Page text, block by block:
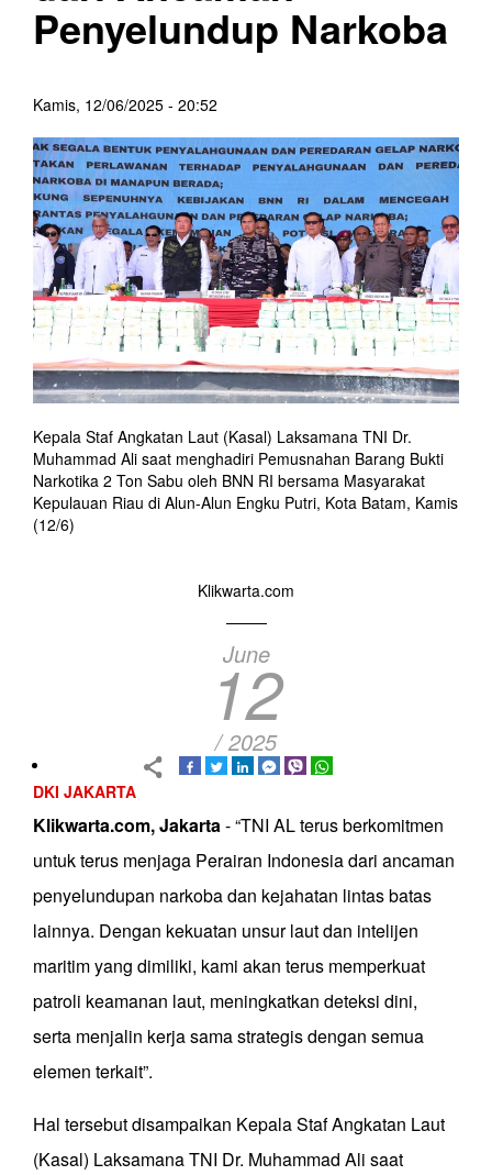
Penyelundup Narkoba
Kamis, 12/06/2025 - 20:52
Kepala Staf Angkatan Laut (Kasal) Laksamana TNI Dr.
Muhammad Ali saat menghadiri Pemusnahan Barang Bukti
Narkotika 2 Ton Sabu oleh BNN RI bersama Masyarakat
Kepulauan Riau di Alun-Alun Engku Putri, Kota Batam, Kamis
(12/6)
Klikwarta.com
June
12
/ 2025
DKI JAKARTA
Klikwarta.com, Jakarta- “TNI AL terus berkomitmen
untuk terus menjaga Perairan Indonesia dari ancaman
penyelundupan narkoba dan kejahatan lintas batas
lainnya. Dengan kekuatan unsur laut dan intelijen
maritim yang dimiliki, kami akan terus memperkuat
patroli keamanan laut, meningkatkan deteksi dini,
serta menjalin kerja sama strategis dengan semua
elemen terkait”.
Hal tersebut disampaikan Kepala Staf Angkatan Laut
(Kasal) Laksamana TNI Dr. Muhammad Ali saat